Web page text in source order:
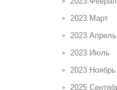
2023 Март
2023 Апрель
2023 Июль
2023 Ноябрь
2025